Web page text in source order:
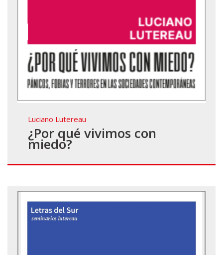
Luciano Lutereau
¿Por qué vivimos con
miedo?